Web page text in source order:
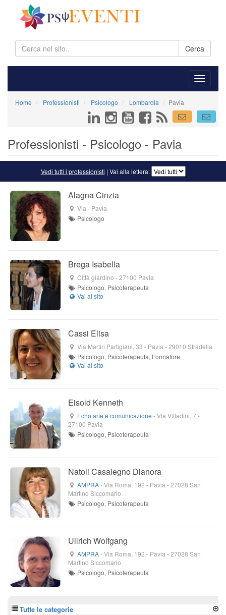
Cerca
Home Professionisti Psicologo Lombardia Pavia
Professionisti - Psicologo - Pavia
Vedi tutti i professionisti | Vai alla lettera:
Alagna Cinzia
Via - Pavia
Psicologo
Brega Isabella
Città giardino -27100 Pavia
Psicologo, Psicoterapeuta
Cassi Elisa
Via Martiri Partigiani, 33 - Pavia -29010 Stradella
Psicologo, Psicoterapeuta, Formatore
Eisold Kenneth
Echo arte e comunicazione -Via Vittadini, 7-
27100 Pavia
Psicologo, Psicoterapeuta
Natoli Casalegno Dianora
AMPRA-Via Roma, 192 - Pavia -27028 San
Martino Siccomario
Psicologo, Psicoterapeuta
Ullrich Wolfgang
AMPRA-Via Roma, 192 - Pavia -27028 San
Martino Siccomario
Psicologo, Psicoterapeuta
Tutte le categorie